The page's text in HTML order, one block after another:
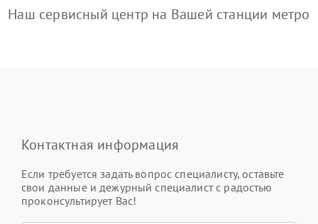
Наш сервисный центр на Вашей станции метро
Контактная информация
Если требуется задать вопрос специалисту, оставьте
свои данные и дежурный специалист с радостью
проконсультирует Вас!